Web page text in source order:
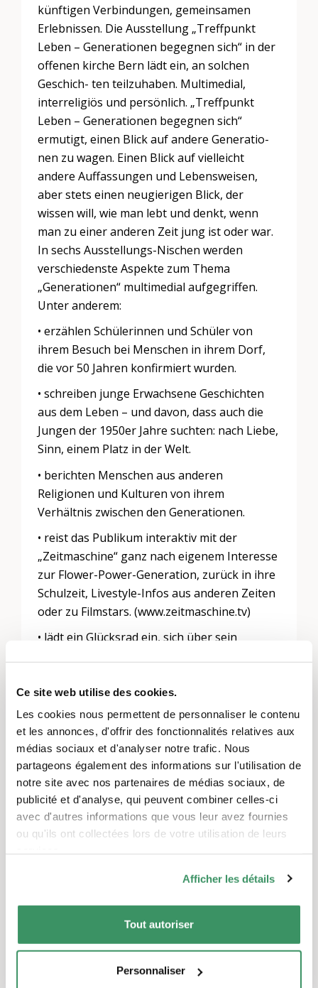
Ce site web utilise des cookies.
Les cookies nous permettent de personnaliser le contenu
et les annonces, d'offrir des fonctionnalités relatives aux
médias sociaux et d'analyser notre trafic. Nous
partageons également des informations sur l'utilisation de
notre site avec nos partenaires de médias sociaux, de
publicité et d'analyse, qui peuvent combiner celles-ci
avec d'autres informations que vous leur avez fournies
ou qu'ils ont collectées lors de votre utilisation de leurs
Afficher les détails
Tout autoriser
Personnaliser
künftigen Verbindungen, gemeinsamen
Erlebnissen. Die Ausstellung „Treffpunkt
Leben – Generationen begegnen sich“ in der
offenen kirche Bern lädt ein, an solchen
Geschich- ten teilzuhaben. Multimedial,
interreligiös und persönlich. „Treffpunkt
Leben – Generationen begegnen sich“
ermutigt, einen Blick auf andere Generatio-
nen zu wagen. Einen Blick auf vielleicht
andere Auffassungen und Lebensweisen,
aber stets einen neugierigen Blick, der
wissen will, wie man lebt und denkt, wenn
man zu einer anderen Zeit jung ist oder war.
In sechs Ausstellungs-Nischen werden
verschiedenste Aspekte zum Thema
„Generationen“ multimedial aufgegriffen.
Unter anderem:
• erzählen Schülerinnen und Schüler von
ihrem Besuch bei Menschen in ihrem Dorf,
die vor 50 Jahren konfirmiert wurden.
• schreiben junge Erwachsene Geschichten
aus dem Leben – und davon, dass auch die
Jungen der 1950er Jahre suchten: nach Liebe,
Sinn, einem Platz in der Welt.
• berichten Menschen aus anderen
Religionen und Kulturen von ihrem
Verhältnis zwischen den Generationen.
• reist das Publikum interaktiv mit der
„Zeitmaschine“ ganz nach eigenem Interesse
zur Flower-Power-Generation, zurück in ihre
Schulzeit, Livestyle-Infos aus anderen Zeiten
oder zu Filmstars. (www.zeitmaschine.tv)
• lädt ein Glücksrad ein, sich über sein
• kann das Publikum mittels
Videoprojektionen Fragen, Wünsche und
Gedanken in den Kirchenhimmel steigen
lassen. Zu künftigen und vergangenen
Generationen.
pour publier un